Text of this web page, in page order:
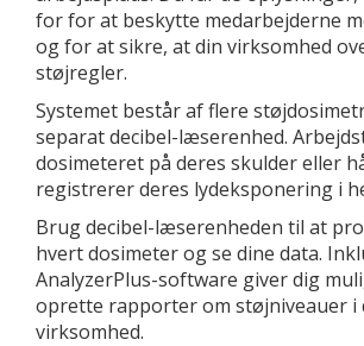
for for at beskytte medarbejderne
og for at sikre, at din virksomhed
støjregler.
Systemet består af flere
separat decibel-læserenhed.
dosimeteret på deres skulder eller
registrerer deres lydeksponering i
Brug decibel-læserenheden til at
hvert dosimeter og se dine data.
AnalyzerPlus-software giver dig
oprette rapporter om støjniveauer i
virksomhed.